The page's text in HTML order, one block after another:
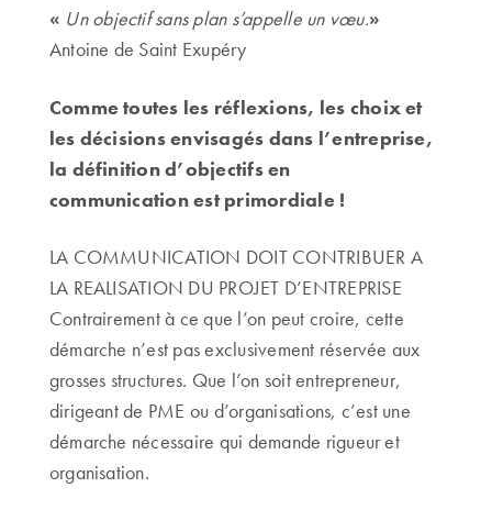
« Un objectif sans plan s’appelle un vœu.»
Antoine de Saint Exupéry
Comme toutes les réflexions, les choix et
les décisions envisagés dans l’entreprise,
la définition d’objectifs en
communication est primordiale !
LA COMMUNICATION DOIT CONTRIBUER A
LA REALISATION DU PROJET D’ENTREPRISE
Contrairement à ce que l’on peut croire, cette
démarche n’est pas exclusivement réservée aux
grosses structures. Que l’on soit entrepreneur,
dirigeant de PME ou d’organisations, c’est une
démarche nécessaire qui demande rigueur et
organisation.